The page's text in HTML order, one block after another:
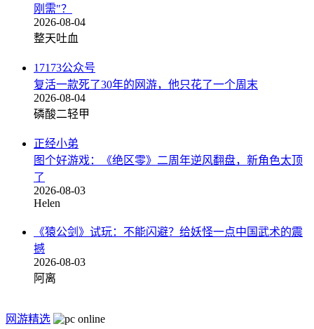
刚需"？
2026-08-04
整天吐血
17173公众号
复活一款死了30年的网游，他只花了一个周末
2026-08-04
磷酸二轻甲
正经小弟
图个好游戏：《绝区零》二周年逆风翻盘，新角色太顶
了
2026-08-03
Helen
《猿公剑》试玩：不能闪避？给妖怪一点中国武术的震
撼
2026-08-03
阿离
网游精选